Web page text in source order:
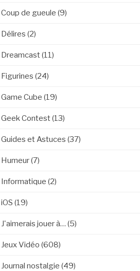
Coup de gueule (9)
Délires (2)
Dreamcast(11)
Figurines (24)
Game Cube (19)
Geek Contest(13)
Guides et Astuces (37)
Humeur(7)
Informatique (2)
iOS (19)
J'aimerais jouer à… (5)
Jeux Vidéo (608)
Journal nostalgie (49)